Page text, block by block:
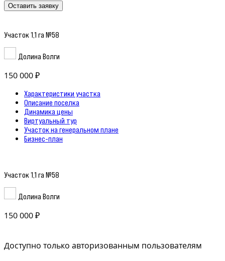
Оставить заявку
Участок 1,1 га №58
Долина Волги
150 000 ₽
Характеристики участка
Описание поселка
Динамика цены
Виртуальный тур
Участок на генеральном плане
Бизнес-план
Участок 1,1 га №58
Долина Волги
150 000 ₽
Доступно только авторизованным пользователям